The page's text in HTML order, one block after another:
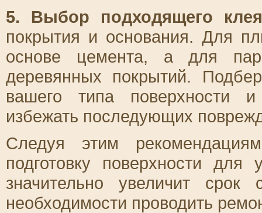
5. Выбор подходящего
покрытия и основания. Для
основе цемента, а для
деревянных покрытий.
вашего типа поверхности
избежать последующих
Следуя этим
подготовку поверхности
значительно увеличит
необходимости проводить